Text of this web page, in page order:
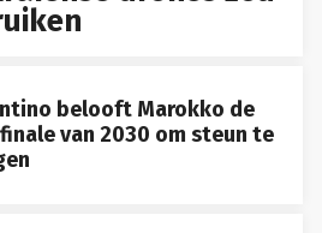
belooft Marokko de
van 2030 om steun te